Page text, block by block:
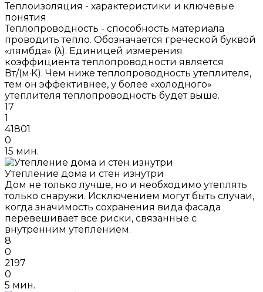
Теплоизоляция - характеристики и ключевые
понятия
Теплопроводность - способность материала
проводить тепло. Обозначается греческой буквой
«лямбда» (λ). Единицей измерения
коэффициента теплопроводности является
Вт/(м·K). Чем ниже теплопроводность утеплителя,
тем он эффективнее, у более «холодного»
утеплителя теплопроводность будет выше.
17
1
41801
0
15 мин.
Утепление дома и стен изнутри
Дом не только лучше, но и необходимо утеплять
только снаружи. Исключением могут быть случаи,
когда значимость сохранения вида фасада
перевешивает все риски, связанные с
внутренним утеплением.
8
0
2197
0
5 мин.